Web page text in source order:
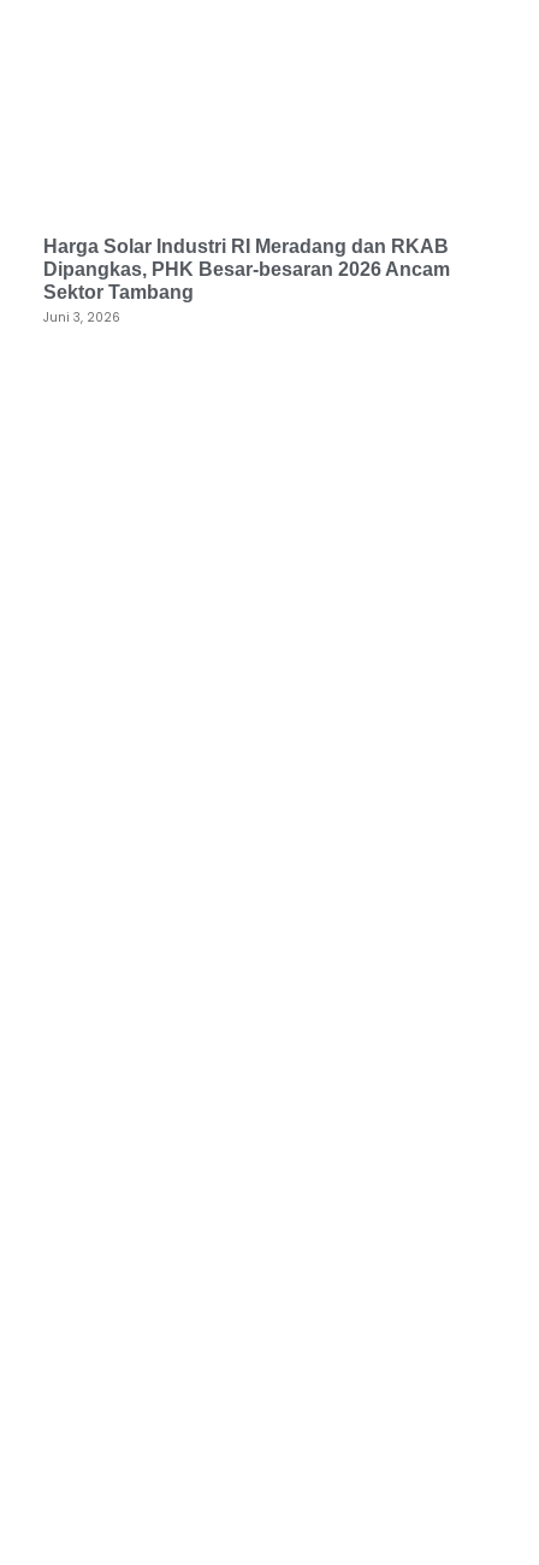
Harga Solar Industri RI Meradang dan RKAB
Dipangkas, PHK Besar-besaran 2026 Ancam
Sektor Tambang
Juni 3, 2026